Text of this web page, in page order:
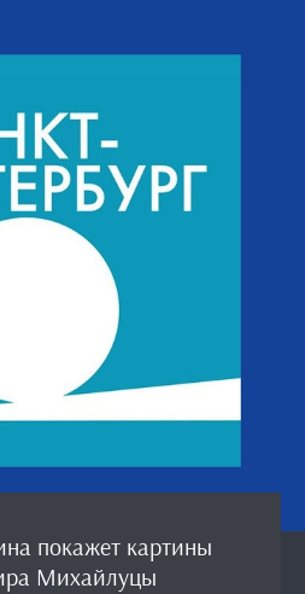
покажет картины
Михайлуцы